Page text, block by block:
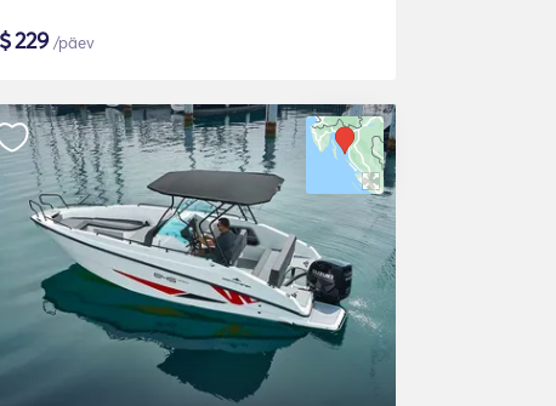
$229/päev